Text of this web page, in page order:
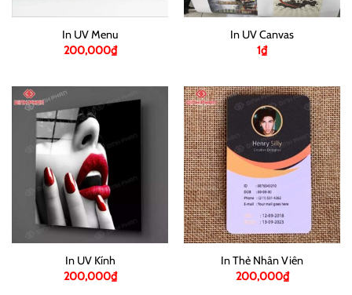
In UV Menu
200,000₫
In UV Canvas
1₫
In UV Kính
200,000₫
In Thẻ Nhân Viên
200,000₫